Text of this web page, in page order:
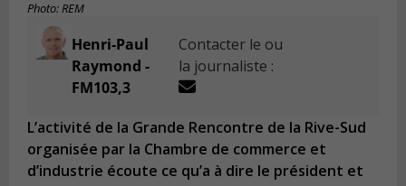
Photo: REM
Henri-Paul
Raymond -
FM103,3
Contacter le ou
la journaliste :
L’activité de la Grande Rencontre de la Rive-Sud
organisée par la Chambre de commerce et
d’industrie écoute ce qu’a à dire le président et